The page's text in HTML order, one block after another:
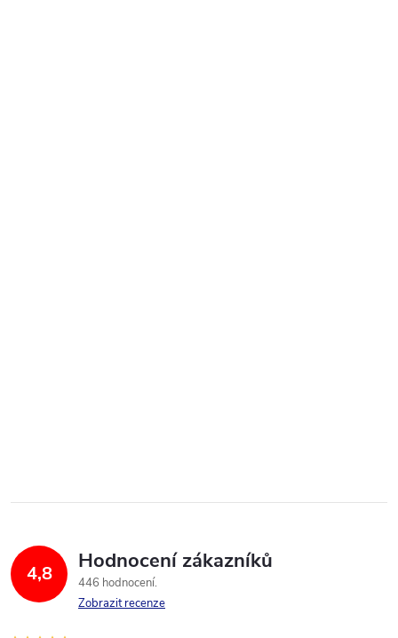
4,8 Hodnocení zákazníků
446 hodnocení
Zobrazit recenze